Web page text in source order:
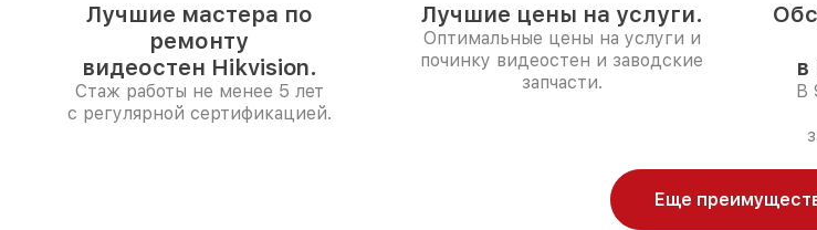
Лучшие мастера по
ремонту
видеостен Hikvision.
Стаж работы не менее 5 лет
с регулярной сертификацией.
Лучшие цены на услуги.
Оптимальные цены на услуги и
починку видеостен и заводские
запчасти.
В
Еще